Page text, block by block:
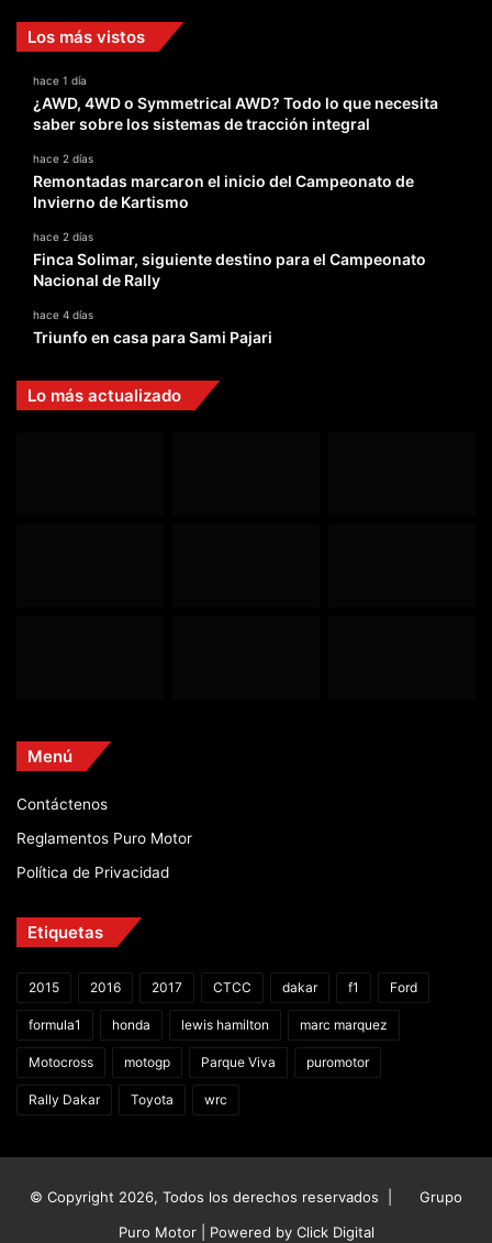
Los más vistos
hace 1 día
¿AWD, 4WD o Symmetrical AWD? Todo lo que necesita
saber sobre los sistemas de tracción integral
hace 2 días
Remontadas marcaron el inicio del Campeonato de
Invierno de Kartismo
hace 2 días
Finca Solimar, siguiente destino para el Campeonato
Nacional de Rally
hace 4 días
Triunfo en casa para Sami Pajari
Lo más actualizado
Menú
Contáctenos
Reglamentos Puro Motor
Política de Privacidad
Etiquetas
2015 2016 2017 CTCC dakar f1 Ford
formula1 honda lewis hamilton marc marquez
Motocross motogp Parque Viva puromotor
Rally Dakar Toyota wrc
© Copyright 2026, Todos los derechos reservados |
Grupo
Puro Motor | Powered by Click Digital